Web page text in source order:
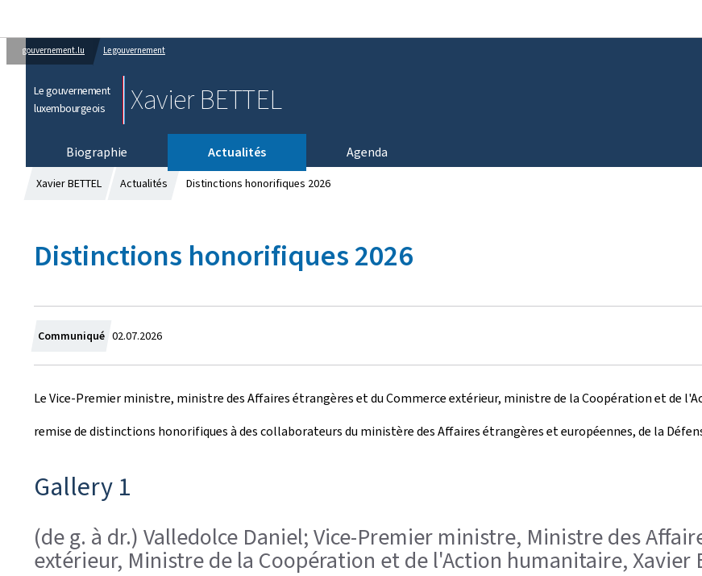
gouvernement.lu Le gouvernement
Le gouvernement
luxembourgeois
Xavier BETTEL
Biographie Actualités Agenda
Xavier BETTEL Actualités Distinctions honorifiques 2026
Distinctions honorifiques 2026
Communiqué C
r
é
e
02.07.2026
Le Vice-Premier ministre, ministre des Affaires étrangères et du Commerce extérieur, ministre de la Coopération et de
remise de distinctions honorifiques à des collaborateurs du ministère des Affaires étrangères et européennes, de la
Gallery 1
(de g. à dr.) Valledolce Daniel; Vice-Premier ministre, Ministre des
extérieur, Ministre de la Coopération et de l'Action humanitaire, Xavier